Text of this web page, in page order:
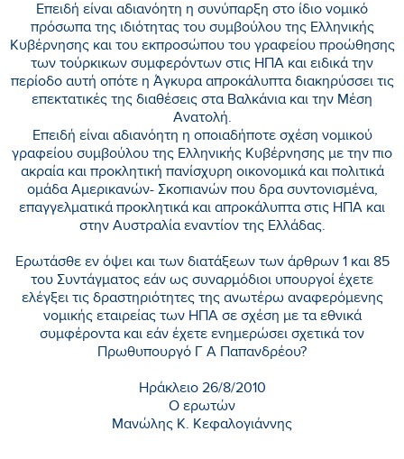
Επειδή είναι αδιανόητη η συνύπαρξη στο ίδιο νομικό
πρόσωπα της ιδιότητας του συμβούλου της Ελληνικής
Κυβέρνησης και του εκπροσώπου του γραφείου προώθησης
των τούρκικων συμφερόντων στις ΗΠΑ και ειδικά την
περίοδο αυτή οπότε η Άγκυρα απροκάλυπτα διακηρύσσει τις
επεκτατικές της διαθέσεις στα Βαλκάνια και την Μέση
Ανατολή.
Επειδή είναι αδιανόητη η οποιαδήποτε σχέση νομικού
γραφείου συμβούλου της Ελληνικής Κυβέρνησης με την πιο
ακραία και προκλητική πανίσχυρη οικονομικά και πολιτικά
ομάδα Αμερικανών- Σκοπιανών που δρα συντονισμένα,
επαγγελματικά προκλητικά και απροκάλυπτα στις ΗΠΑ και
στην Αυστραλία εναντίον της Ελλάδας.
Ερωτάσθε εν όψει και των διατάξεων των άρθρων 1 και 85
του Συντάγματος εάν ως συναρμόδιοι υπουργοί έχετε
ελέγξει τις δραστηριότητες της ανωτέρω αναφερόμενης
νομικής εταιρείας των ΗΠΑ σε σχέση με τα εθνικά
συμφέροντα και εάν έχετε ενημερώσει σχετικά τον
Πρωθυπουργό Γ Α Παπανδρέου?
Ηράκλειο 26/8/2010
Ο ερωτών
Μανώλης Κ. Κεφαλογιάννης